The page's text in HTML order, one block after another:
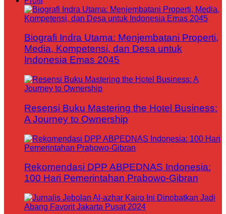
Biografi Indra Utama: Menjembatani Properti,
Media, Kompetensi, dan Desa untuk
Indonesia Emas 2045
Resensi Buku Mastering the Hotel Business:
A Journey to Ownership
Rekomendasi DPP ABPEDNAS Indonesia:
100 Hari Pemerintahan Prabowo-Gibran